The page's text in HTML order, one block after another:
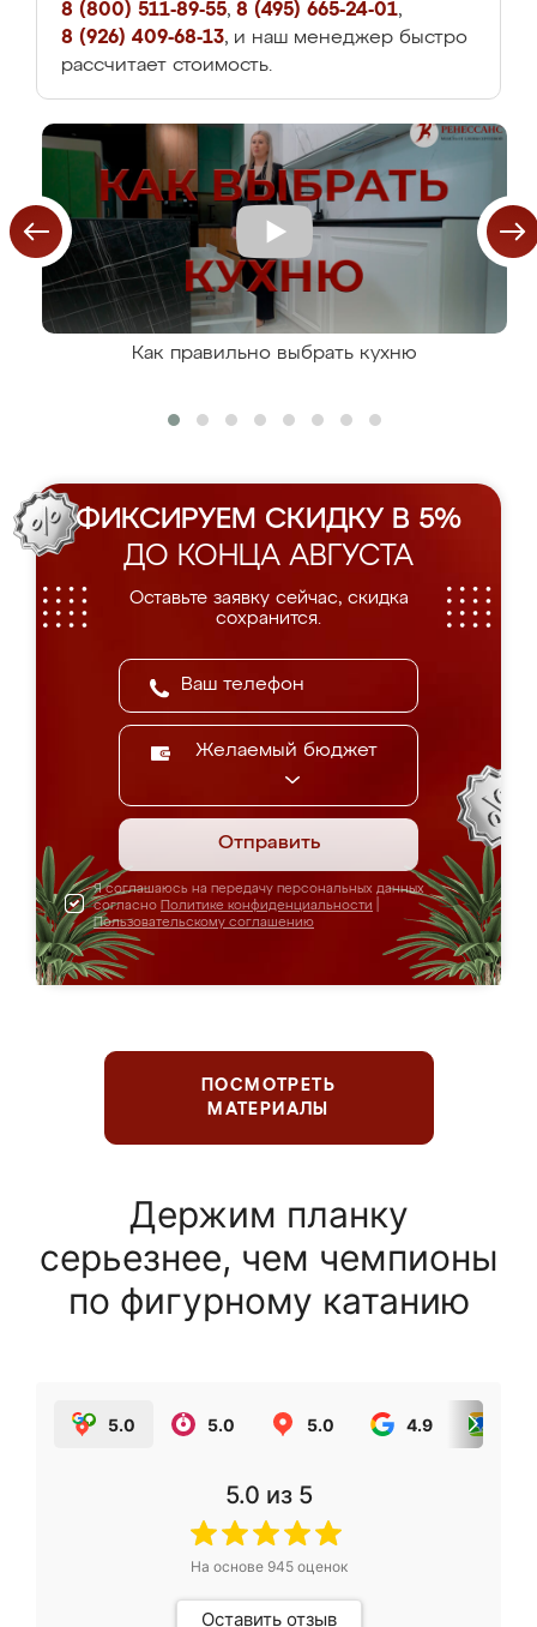
8 (800) 511-89-55, 8 (495) 665-24-01,
8 (926) 409-68-13, и наш менеджер быстро
рассчитает стоимость.
Как правильно выбрать кухню
ФИКСИРУЕМ СКИДКУ В 5%
ДО КОНЦА АВГУСТА
Оставьте заявку сейчас, скидка
сохранится.
Желаемый бюджет
Отправить
Я соглашаюсь на передачу персональных данных
согласно Политике конфиденциальности
Пользовательскому соглашению
ПОСМОТРЕТЬ
МАТЕРИАЛЫ
Держим планку
серьезнее, чем чемпионы
по фигурному катанию
5.0 5.0 5.0 4.9
5.0 из 5
На основе 945оценок
Оставить отзыв